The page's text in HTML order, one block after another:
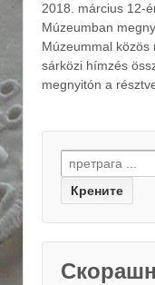
2018. március 12-
Múzeumban
Múzeummal közös
sárközi hímzés
megnyitón a
Search for: